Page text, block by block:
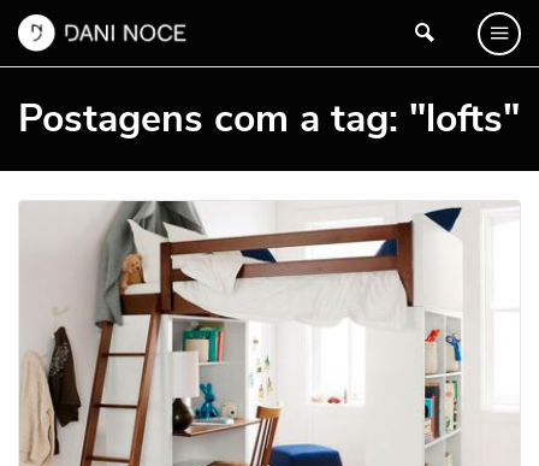
Postagens com a tag: "lofts"